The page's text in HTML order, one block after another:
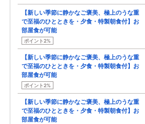
【新しい季節に静かなご褒美、極上のうな重
で至福のひとときを・夕食・特製朝食付】お
部屋食が可能
ポイント2%
【新しい季節に静かなご褒美、極上のうな重
で至福のひとときを・夕食・特製朝食付】お
部屋食が可能
ポイント2%
【新しい季節に静かなご褒美、極上のうな重
で至福のひとときを・夕食・特製朝食付】お
部屋食が可能